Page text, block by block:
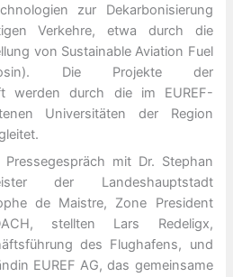
zur Dekarbonisierung
Verkehre, etwa durch die
von Sustainable Aviation Fuel
Die Projekte der
werden durch die im EUREF-
Universitäten der Region
mit Dr. Stephan
der Landeshauptstadt
de Maistre, Zone President
stellten Lars Redeligx,
des Flughafens, und
EUREF AG, das gemeinsame